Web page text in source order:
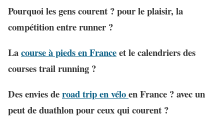
Pourquoi les gens courent ? pour le plaisir, la
compétition entre runner ?
Lacourse à pieds en Franceet le calendriers des
courses trail running ?
Des envies deroad trip en véloen France ? avec un
peut de duathlon pour ceux qui courent ?